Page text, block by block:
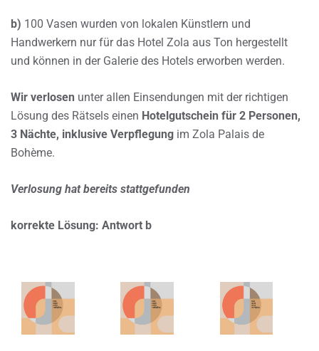
b) 100 Vasen wurden von lokalen Künstlern und
Handwerkern nur für das Hotel Zola aus Ton hergestellt
und können in der Galerie des Hotels erworben werden.
Wir verlosen unter allen Einsendungen mit der richtigen
Lösung des Rätsels einen Hotelgutschein für 2 Personen,
3 Nächte, inklusive Verpflegung im Zola Palais de
Bohème.
Verlosung hat bereits stattgefunden
korrekte Lösung: Antwort b